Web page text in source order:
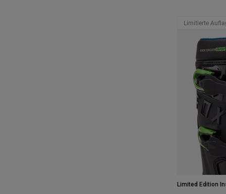
Limitierte
Limited Edition